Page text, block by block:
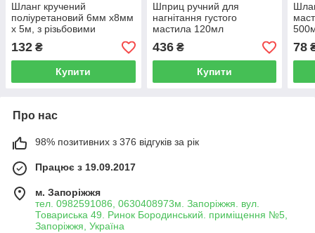
Шланг кручений
поліуретановий 6мм х8мм
х 5м, з різьбовими
наконечниками 1/4 (F)
x1/4 (F) KINGTUL KT-
1065-5M
132 ₴
Купити
Шприц ручний для
нагнітання густого
мастила 120мл
FORSTIME FT-78039A
MST
436₴
Купити
78
Про нас
98% позитивних з 376 відгуків за рік
Працює з 19.09.2017
м. Запоріжжя
тел. 0982591086, 0630408973м. Запоріжжя. вул.
Товариська 49. Ринок Бородинський. приміщення №5,
Запоріжжя, Україна